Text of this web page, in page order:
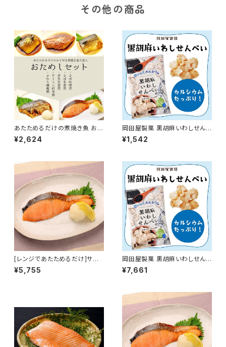
その他の商品
あたためるだけの煮焼き魚 おた
めしセット 5食入
¥2,624
岡田屋製菓 黒胡麻いわしせん
べい 55g 【3袋セット】
¥1,542
[レンジであたためるだけ]サー
モン西京焼 10食入
¥5,755
岡田屋製菓 黒胡麻いわしせん
べい 55g 【20袋セット】
¥7,661